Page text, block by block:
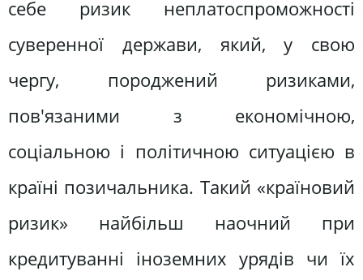
себе ризик неплатоспроможності
суверенної держави, який, у свою
чергу, породжений ризиками,
пов'язаними з економічною,
соціальною і політичною ситуацією в
країні позичальника. Такий «країновий
ризик» найбільш наочний при
кредитуванні іноземних урядів чи їх